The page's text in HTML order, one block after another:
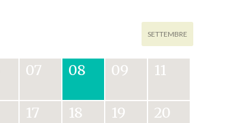
SETTEMBRE
07 08 09 11
17 18 19 20